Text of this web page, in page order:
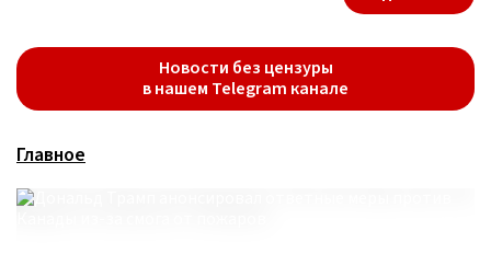
Новости без цензуры
в нашем Telegram канале
Главное